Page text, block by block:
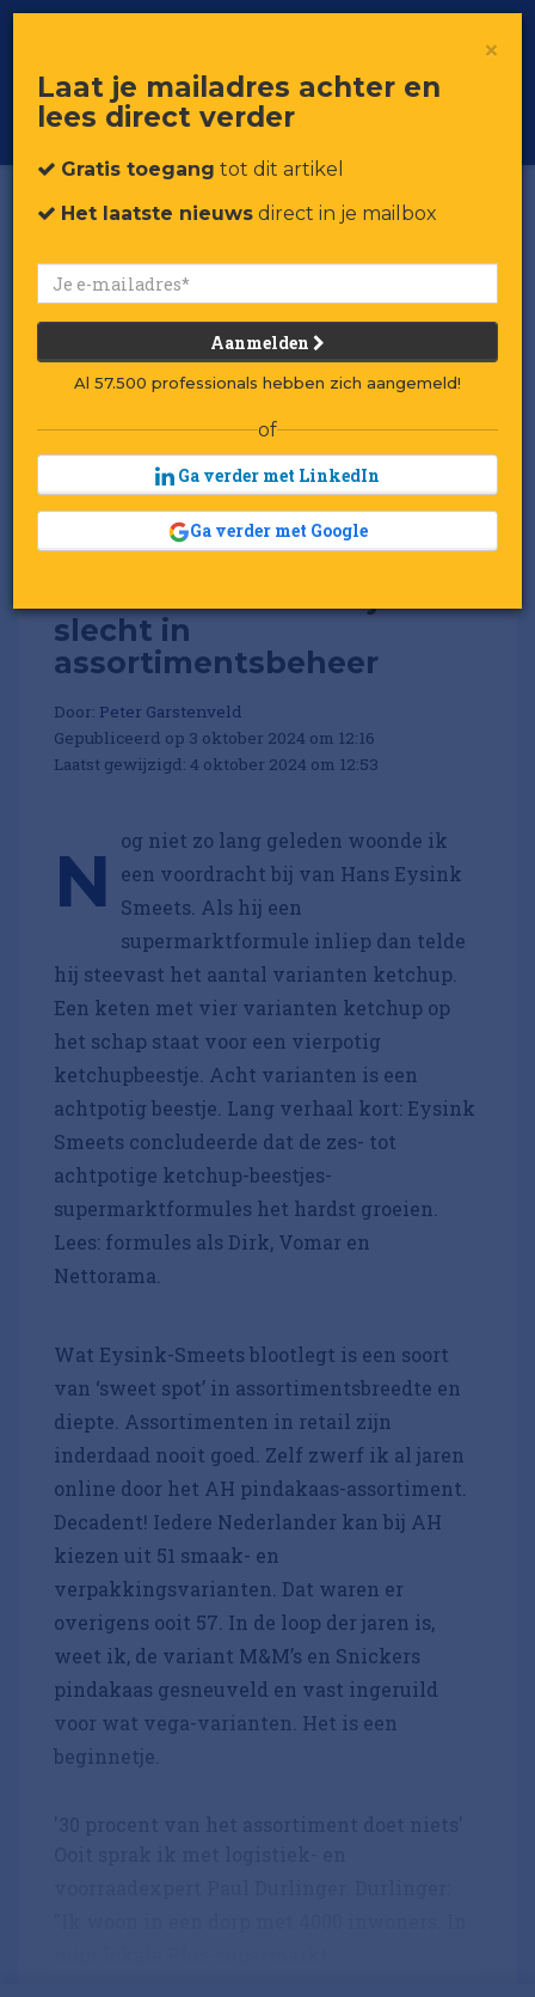
Voor professionals in retail & brands
Toggle
slecht in
assortimentsbeheer
Door: Peter Garstenveld
Gepubliceerd op 3 oktober 2024 om 12:16
Laatst gewijzigd: 4 oktober 2024 om 12:53
N
og niet zo lang geleden woonde ik
een voordracht bij van Hans Eysink
Smeets. Als hij een
supermarktformule inliep dan telde
hij steevast het aantal varianten ketchup.
Een keten met vier varianten ketchup op
het schap staat voor een vierpotig
ketchupbeestje. Acht varianten is een
achtpotig beestje. Lang verhaal kort: Eysink
Smeets concludeerde dat de zes- tot
achtpotige ketchup-beestjes-
supermarktformules het hardst groeien.
Lees: formules als Dirk, Vomar en
Nettorama.
Wat Eysink-Smeets blootlegt is een soort
van ‘sweet spot’ in assortimentsbreedte en
diepte. Assortimenten in retail zijn
inderdaad nooit goed. Zelf zwerf ik al jaren
online door het AH pindakaas-assortiment.
Decadent! Iedere Nederlander kan bij AH
kiezen uit 51 smaak- en
verpakkingsvarianten. Dat waren er
overigens ooit 57. In de loop der jaren is,
weet ik, de variant M&M’s en Snickers
pindakaas gesneuveld en vast ingeruild
voor wat vega-varianten. Het is een
beginnetje.
×
Laat je mailadres achter en
lees direct verder
Gratis toegang tot dit artikel
Het laatste nieuws direct in je mailbox
Aanmelden
Al 57.500 professionals hebben zich aangemeld!
of
Ga verder met LinkedIn
Ga verder met Google